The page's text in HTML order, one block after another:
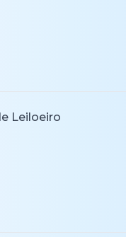
Leiloeiro